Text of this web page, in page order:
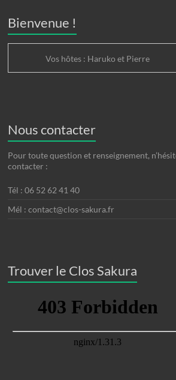
Bienvenue !
Vos hôtes : Haruko et Pierre
Nous contacter
Pour toute question et renseignement,
contacter :
Tél : 06 52 62 41 40
Mél : contact@clos-sakura.fr
Trouver le Clos Sakura